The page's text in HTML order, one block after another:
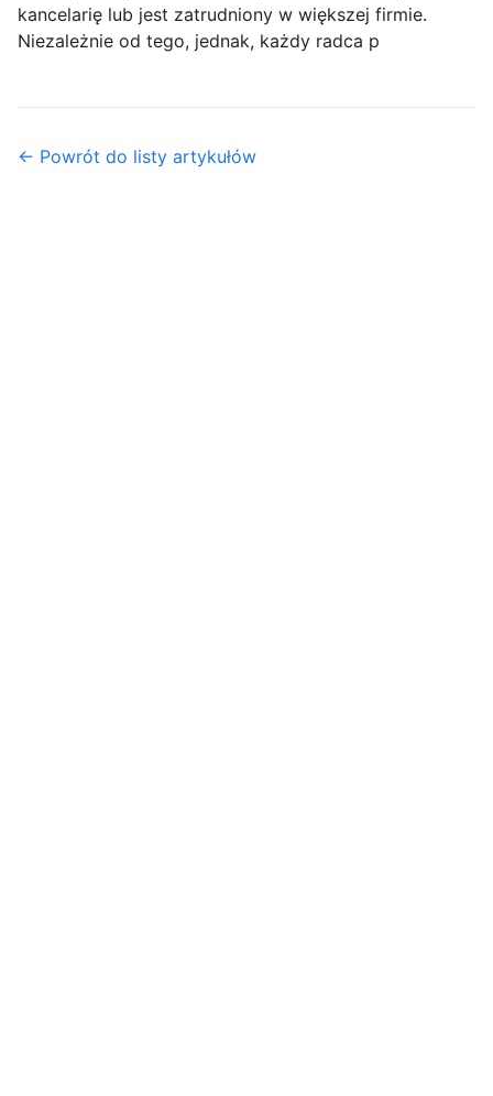
kancelarię lub jest zatrudniony w większej firmie.
Niezależnie od tego, jednak, każdy radca p
← Powrót do listy artykułów